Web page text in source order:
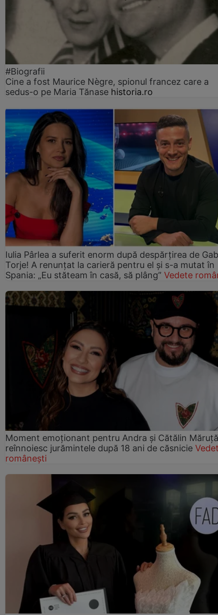
#Biografii
Cine a fost Maurice Nègre, spionul francez care a
sedus-o pe Maria Tănase historia.ro
Iulia Pârlea a suferit enorm după despărțirea de
Torje! A renunțat la carieră pentru el și s-a mutat în
Spania: „Eu stăteam în casă, să plâng” Vedete
Moment emoționant pentru Andra și Cătălin
reînnoiesc jurămintele după 18 ani de căsnicie
românești